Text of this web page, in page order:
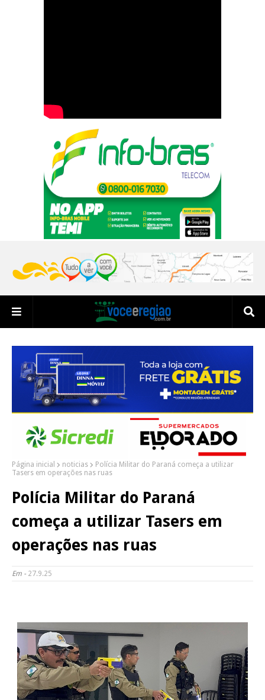
Página inicial noticias
Polícia Militar do Paraná começa a utilizar
Tasers em operações nas ruas
Polícia Militar do Paraná
começa a utilizar Tasers em
operações nas ruas
Em - 27.9.25